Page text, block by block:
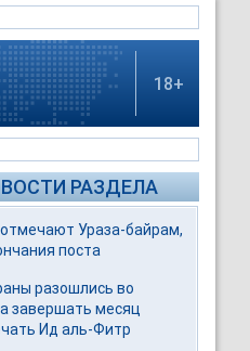
18+
РАЗДЕЛА
Ураза-байрам,
поста
разошлись во
завершать месяц
Ид аль-Фитр